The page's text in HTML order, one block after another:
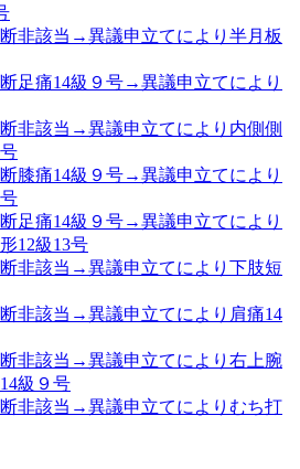
非該当→異議申立てにより半月板
足痛14級９号→異議申立てにより
非該当→異議申立てにより内側側
膝痛14級９号→異議申立てにより
足痛14級９号→異議申立てにより
12級13号
非該当→異議申立てにより下肢短
非該当→異議申立てにより肩痛14
非該当→異議申立てにより右上腕
級９号
非該当→異議申立てによりむち打